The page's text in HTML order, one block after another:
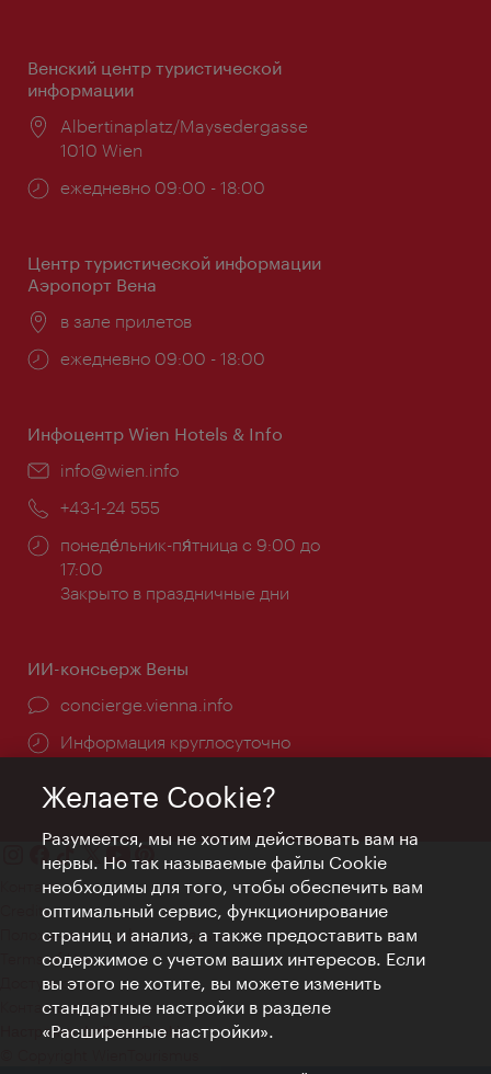
Венский центр туристической
информации
Расположение:
Albertinaplatz/Maysedergasse
1010 Wien
Часы
ежедневно 09:00 - 18:00
Центр туристической информации
Аэропорт Вена
Расположение:
в зале прилетов
Часы
ежедневно 09:00 - 18:00
Инфоцентр Wien Hotels & Info
Эл.
info@wien.info
Телефон:
+43-1-24 555
Часы
работы:
понеде́льник-пя́тница с 9:00 до
17:00
Закрыто в праздничные дни
ИИ-консьерж Вены
concierge.vienna.info
Информация круглосуточно
Контакт
Credits
Положение о конфиденциальности
Terms of Use
Доступность
Контакты для прессы
Настройки файлов Cookie
Желаете Cookie?
Разумеется, мы не хотим действовать вам на
нервы. Но так называемые файлы Cookie
необходимы для того, чтобы обеспечить вам
оптимальный сервис, функционирование
страниц и анализ, а также предоставить вам
содержимое с учетом ваших интересов. Если
вы этого не хотите, вы можете изменить
стандартные настройки в разделе
«Расширенные настройки».